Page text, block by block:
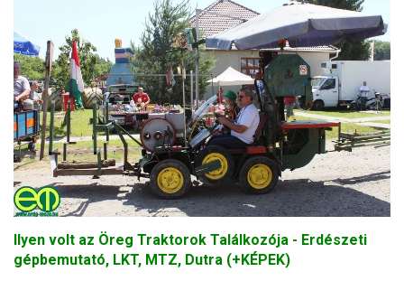
Ilyen volt az Öreg Traktorok Találkozója - Erdészeti
gépbemutató, LKT, MTZ, Dutra (+KÉPEK)